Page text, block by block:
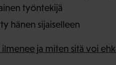
työntekijä
hänen sijaiselleen
ja miten sitä voi